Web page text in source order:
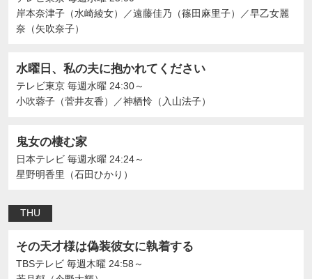
岸本奈津子（水崎綾女）
／遠藤佳乃（篠田麻里子） ／早乙女麗
奈（矢吹奈子）
水曜日、私の夫に抱かれてください
テレビ東京 毎週水曜 24:30～
⼩吹蓉⼦（菅井友香）
／神栖怜（入山法子）
鬼女の棲む家
日本テレビ 毎週水曜 24:24～
星野明香里（石田ひかり）
THU
その天才様は偽装彼女に執着する
TBSテレビ 毎週木曜 24:58～